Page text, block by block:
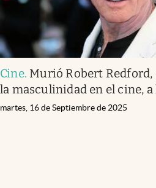
Cine. Murió Robert
la masculinidad en el cine, a
martes, 16 de Septiembre de 2025